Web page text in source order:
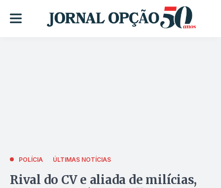
POLÍCIA ÚLTIMAS NOTÍCIAS
Rival do CV e aliada de milícias,